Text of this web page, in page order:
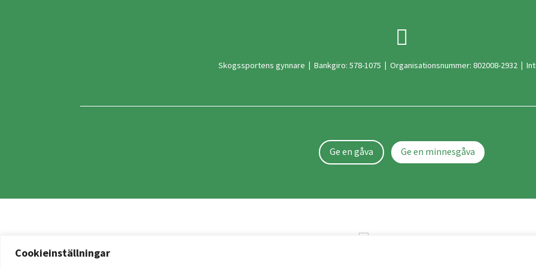
Cookieinställningar

Skogssportens gynnare | Bankgiro: 578-1075 | Organisationsnummer: 802008-2932 |
Ge en gåva Ge en minnesgåva